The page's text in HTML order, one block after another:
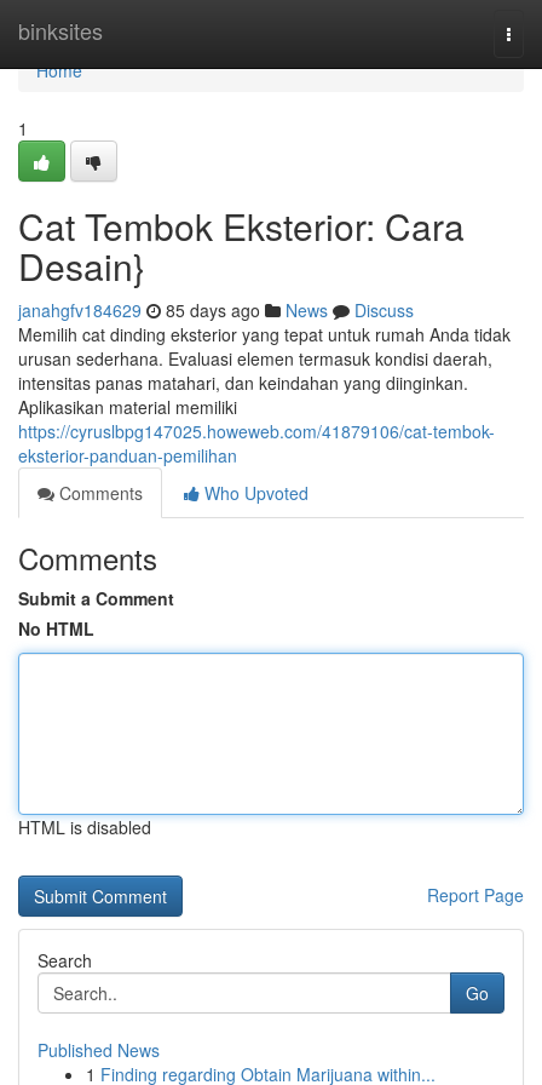
binksites
Home
Home
1
Cat Tembok Eksterior: Cara
Desain}
janahgfv184629 85 days ago News
Discuss
Memilih cat dinding eksterior yang tepat untuk rumah Anda tidak
urusan sederhana. Evaluasi elemen termasuk kondisi daerah,
intensitas panas matahari, dan keindahan yang diinginkan.
Aplikasikan material memiliki
https://cyruslbpg147025.howeweb.com/41879106/cat-tembok-
eksterior-panduan-pemilihan
Comments
Who Upvoted
Comments
Submit a Comment
No HTML
HTML is disabled
Report Page
Search
Go
Published News
1 Finding regarding Obtain Marijuana within...